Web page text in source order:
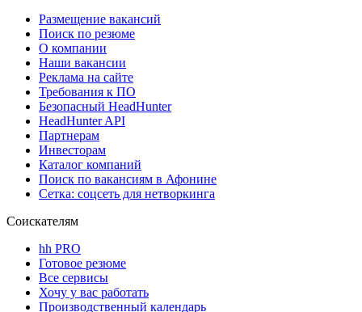
Размещение вакансий
Поиск по резюме
О компании
Наши вакансии
Реклама на сайте
Требования к ПО
Безопасный HeadHunter
HeadHunter API
Партнерам
Инвесторам
Каталог компаний
Поиск по вакансиям в Афонине
Сетка: соцсеть для нетворкинга
Соискателям
hh PRO
Готовое резюме
Все сервисы
Хочу у вас работать
Производственный календарь